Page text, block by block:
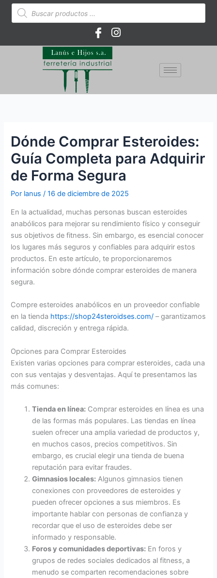
Búsqueda
de
productos
Dónde Comprar Esteroides:
Guía Completa para Adquirir
de Forma Segura
Por lanus/16 de diciembre de 2025
En la actualidad, muchas personas buscan esteroides
anabólicos para mejorar su rendimiento físico y conseguir
sus objetivos de fitness. Sin embargo, es esencial conocer
los lugares más seguros y confiables para adquirir estos
productos. En este artículo, te proporcionaremos
información sobre dónde comprar esteroides de manera
segura.
Compre esteroides anabólicos en un proveedor confiable
en la tienda https://shop24steroidses.com/ – garantizamos
calidad, discreción y entrega rápida.
Opciones para Comprar Esteroides
Existen varias opciones para comprar esteroides, cada una
con sus ventajas y desventajas. Aquí te presentamos las
más comunes:
Tienda en línea: Comprar esteroides en línea es una
de las formas más populares. Las tiendas en línea
suelen ofrecer una amplia variedad de productos y,
en muchos casos, precios competitivos. Sin
embargo, es crucial elegir una tienda de buena
reputación para evitar fraudes.
Gimnasios locales: Algunos gimnasios tienen
conexiones con proveedores de esteroides y
pueden ofrecer opciones a sus miembros. Es
importante hablar con personas de confianza y
recordar que el uso de esteroides debe ser
informado y responsable.
Foros y comunidades deportivas: En foros y
grupos de redes sociales dedicados al fitness, a
menudo se comparten recomendaciones sobre